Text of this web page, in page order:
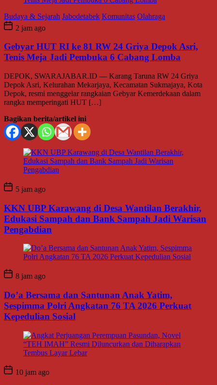
Budaya & Sejarah Jabodetabek Komunitas Olahraga
2 jam ago
Gebyar HUT RI ke 81 RW 24 Griya Depok Asri,
Tenis Meja Jadi Pembuka 6 Cabang Lomba
DEPOK, SWARAJABAR.ID — Karang Taruna RW 24 Griya
Depok Asri, Kelurahan Mekarjaya, Kecamatan Sukmajaya, Kota
Depok, resmi menggelar rangkaian Gebyar Kemerdekaan dalam
rangka memperingati HUT […]
Bagikan berita/artikel ini
5 jam ago
KKN UBP Karawang di Desa Wantilan Berakhir,
Edukasi Sampah dan Bank Sampah Jadi Warisan
Pengabdian
8 jam ago
Do’a Bersama dan Santunan Anak Yatim,
Sespimma Polri Angkatan 76 TA 2026 Perkuat
Kepedulian Sosial
10 jam ago